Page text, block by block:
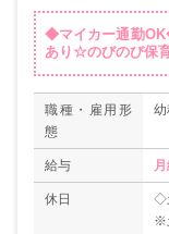
◆マイカー通勤
あり☆のびのび保
職種・雇用形
態
幼
給与
休日
◇
※